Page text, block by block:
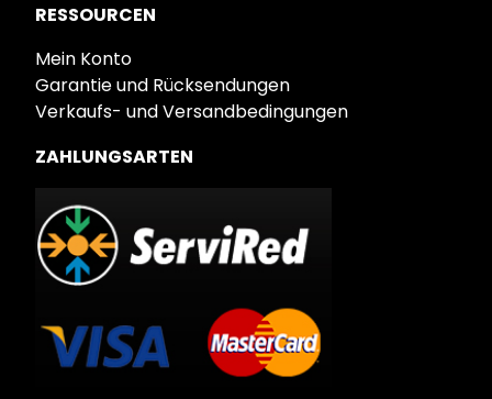
RESSOURCEN
Mein Konto
Garantie und Rücksendungen
Verkaufs- und Versandbedingungen
ZAHLUNGSARTEN